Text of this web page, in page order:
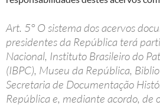
Art. 5° O sistema dos acervos
presidentes da República terá
Nacional, Instituto Brasileiro do
(IBPC), Museu da República,
Secretaria de Documentação
República e, mediante acordo, de